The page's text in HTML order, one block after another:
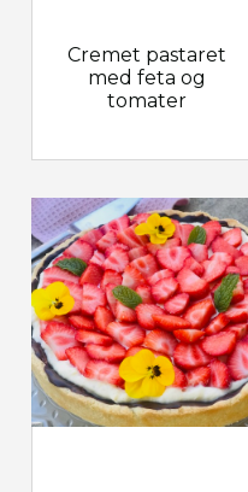
Cremet pastaret
med feta og
tomater